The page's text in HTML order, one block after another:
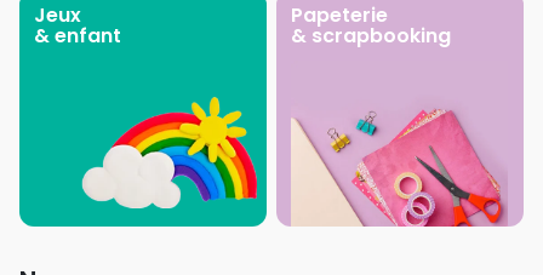
Jeux
& enfant
Papeterie
& scrapbooking